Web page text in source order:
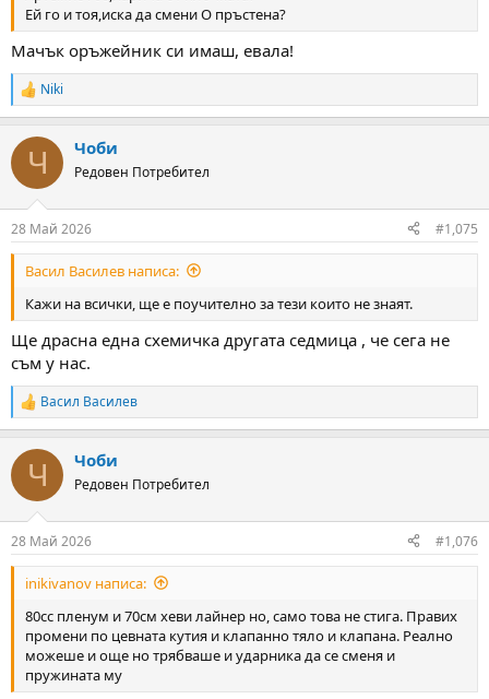
Ей го и тоя,иска да смени О пръстена?
Мачък оръжейник си имаш, евала!
R
e
c
i
s
:
Niki
Ч Чоби
Редовен Потребител
28 Май 2026 #1,075
Васил Василев написа:
Кажи на всички, ще е поучително за тези които не знаят.
Ще драсна една схемичка другата седмица , че сега не
съм у нас.
R
e
c
i
s
:
Васил Василев
Ч Чоби
Редовен Потребител
28 Май 2026 #1,076
inikivanov написа:
80cc пленум и 70см хеви лайнер но, само това не стига. Правих
промени по цевната кутия и клапанно тяло и клапана. Реално
можеше и още но трябваше и ударника да се сменя и
пружината му